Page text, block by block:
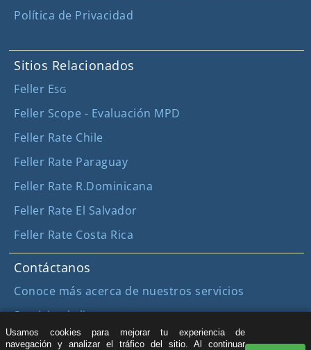
Política de Privacidad
Sitios Relacionados
Feller ESG
Feller Scope - Evaluación MPD
Feller Rate Chile
Feller Rate Paraguay
Feller Rate R.Dominicana
Feller Rate El Salvador
Feller Rate Costa Rica
Contáctanos
Conoce más acerca de nuestros servicios
Servicio al cliente
Registro y Suscripción
Usamos cookies para mejorar tu experiencia de
navegación y analizar el tráfico del sitio. Al continuar